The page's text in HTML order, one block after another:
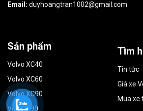
Email: duyhoangtran1002@gmail.com
Sản phẩm
Volvo XC40
Volvo XC60
Volvo XC90
Volvo S90
Tìm
Tin tức
Giá xe
Mua xe